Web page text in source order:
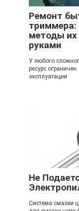
Ремонт
триммера:
методы их
руками
У любого
ресурс
эксплуатации
Не
Система смазки